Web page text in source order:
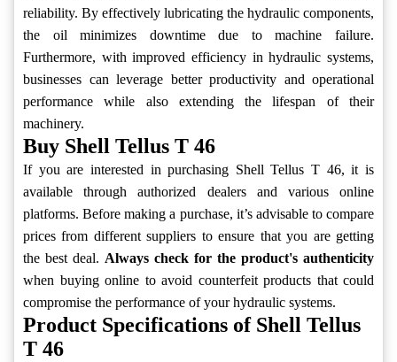
reliability. By effectively lubricating the hydraulic components,
the oil minimizes downtime due to machine failure.
Furthermore, with improved efficiency in hydraulic systems,
businesses can leverage better productivity and operational
performance while also extending the lifespan of their
machinery.
Buy Shell Tellus T 46
If you are interested in purchasing Shell Tellus T 46, it is
available through authorized dealers and various online
platforms. Before making a purchase, it’s advisable to compare
prices from different suppliers to ensure that you are getting
the best deal. Always check for the product's authenticity
when buying online to avoid counterfeit products that could
compromise the performance of your hydraulic systems.
Product Specifications of Shell Tellus
T 46